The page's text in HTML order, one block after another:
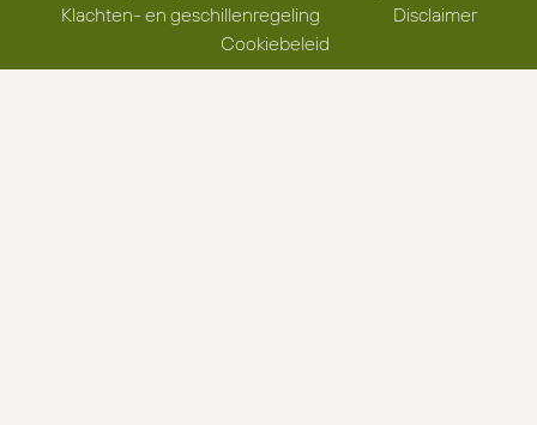
Klachten- en geschillenregeling
Disclaimer
Cookiebeleid